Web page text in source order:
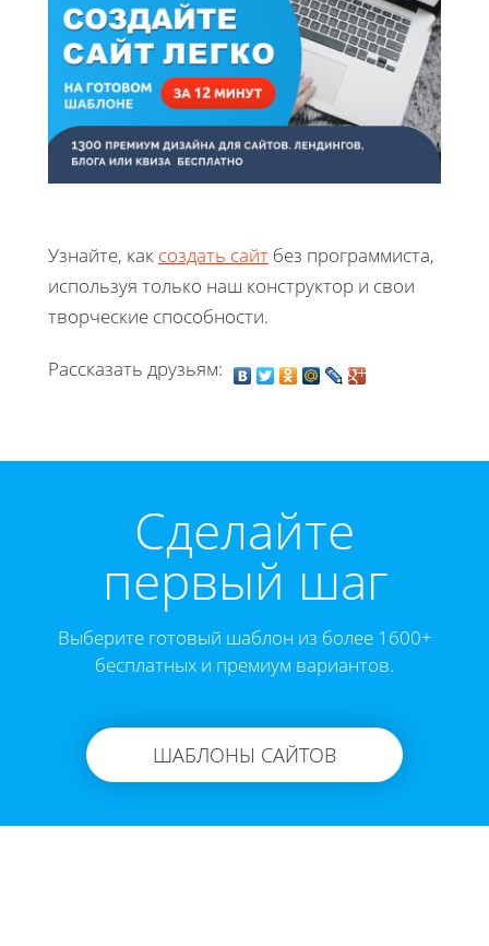
Узнайте, как создать сайт без программиста,
используя только наш конструктор и свои
творческие способности.
Рассказать друзьям:
Cделайте
первый шаг
Выберите готовый шаблон из более 1600+
бесплатных и премиум вариантов.
ШАБЛОНЫ САЙТОВ